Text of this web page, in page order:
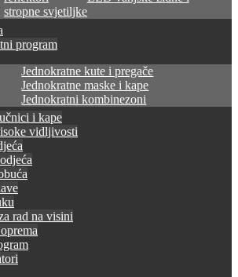
stropne svjetiljke
program
Jednokratne kute i pregače
Jednokratne maske i kape
Jednokratni kombinezoni
i kape
vidljivosti
rad na visini